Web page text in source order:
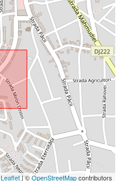
Leaflet| ©OpenStreetMapcontributors